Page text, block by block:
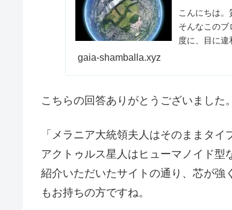
こんにちは。
そんなこのブ
度に、目に違
gaia-shamballa.xyz
こちらの回答ありがとうございました。
「メラニア大統領夫人はそのままタイ
アクトゥルス星人はヒューマノイド型
紹介いただいたサイトの通り、芯が強
もお持ちの方ですね。